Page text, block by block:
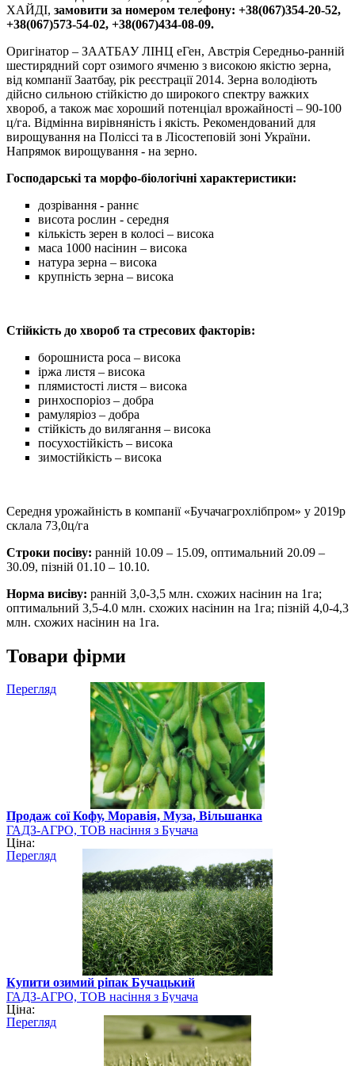
ХАЙДІ, замовити за номером телефону: +38(067)354-20-52,
+38(067)573-54-02, +38(067)434-08-09.
Оригінатор – ЗААТБАУ ЛІНЦ еГен, Австрія Середньо-ранній
шестирядний сорт озимого ячменю з високою якістю зерна,
від компанії Заатбау, рік реєстрації 2014. Зерна володіють
дійсно сильною стійкістю до широкого спектру важких
хвороб, а також має хороший потенціал врожайності – 90-100
ц/га. Відмінна вирівняність і якість. Рекомендований для
вирощування на Поліссі та в Лісостеповій зоні України.
Напрямок вирощування - на зерно.
Господарські та морфо-біологічні характеристики:
дозрівання - раннє
висота рослин - середня
кількість зерен в колосі – висока
маса 1000 насінин – висока
натура зерна – висока
крупність зерна – висока
Стійкість до хвороб та стресових факторів:
борошниста роса – висока
іржа листя – висока
плямистості листя – висока
ринхоспоріоз – добра
рамуляріоз – добра
стійкість до вилягання – висока
посухостійкість – висока
зимостійкість – висока
Середня урожайність в компанії «Бучачагрохлібпром» у 2019р
склала 73,0ц/га
Строки посіву: ранній 10.09 – 15.09, оптимальний 20.09 –
30.09, пізній 01.10 – 10.10.
Норма висіву: ранній 3,0-3,5 млн. схожих насінин на 1га;
оптимальний 3,5-4.0 млн. схожих насінин на 1га; пізній 4,0-4,3
млн. схожих насінин на 1га.
Товари фірми
Перегляд
Продаж сої Кофу, Моравія, Муза, Вільшанка
ГАДЗ-АГРО, ТОВ насіння з Бучача
Ціна:
Перегляд
Купити озимий ріпак Бучацький
ГАДЗ-АГРО, ТОВ насіння з Бучача
Ціна:
Перегляд